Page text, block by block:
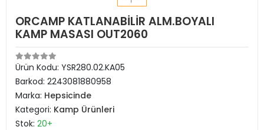
ORCAMP KATLANABİLİR ALM.BOYALI
KAMP MASASI OUT2060
Ürün Kodu: YSR280.02.KA05
Barkod: 2243081880958
Marka: Hepsicinde
Kategori: Kamp Ürünleri
Stok: 20+